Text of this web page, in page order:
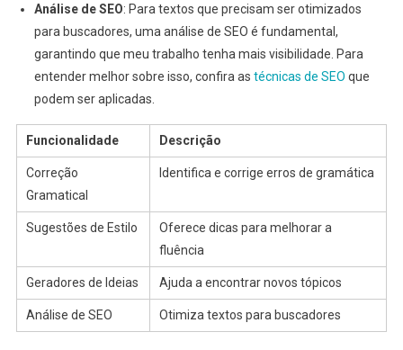
Análise de SEO: Para textos que precisam ser otimizados
para buscadores, uma análise de SEO é fundamental,
garantindo que meu trabalho tenha mais visibilidade. Para
entender melhor sobre isso, confira as técnicas de SEO que
podem ser aplicadas.
Funcionalidade Descrição
Correção
Gramatical
Identifica e corrige erros de gramática
Sugestões de Estilo
Oferece dicas para melhorar a
fluência
Geradores de Ideias Ajuda a encontrar novos tópicos
Análise de SEO Otimiza textos para buscadores